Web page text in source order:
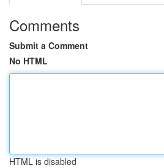
Comments
Submit a Comment
No HTML
HTML is disabled